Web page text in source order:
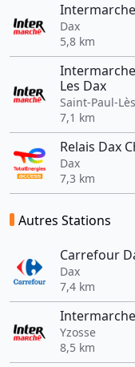
Dax
5,8 km
Les Dax
Saint-Paul-
7,1 km
Relais Dax
Dax
7,3 km
Autres Stations
Carrefour
Dax
7,4 km
Yzosse
8,5 km